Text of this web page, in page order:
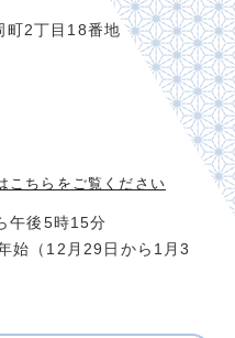
町2丁目18番地
こちらをご覧ください
午後5時15分
始（12月29日から1月3